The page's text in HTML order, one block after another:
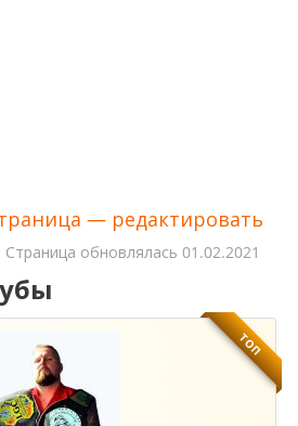
— редактировать
Cтраница обновлялась 01.02.2021
ТОП